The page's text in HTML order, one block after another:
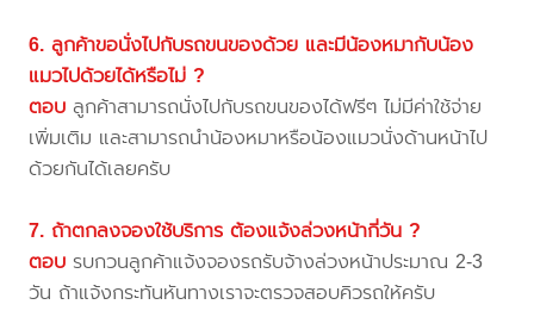
6. ลูกค้าขอนั่งไปกับรถขนของด้วย และมีน้องหมากับน้อง
แมวไปด้วยได้หรือไม่ ?
ตอบ ลูกค้าสามารถนั่งไปกับรถขนของได้ฟรีๆ ไม่มีค่าใช้จ่าย
เพิ่มเติม และสามารถนำน้องหมาหรือน้องแมวนั่งด้านหน้าไป
ด้วยกันได้เลยครับ
7. ถ้าตกลงจองใช้บริการ ต้องแจ้งล่วงหน้ากี่วัน ?
ตอบ รบกวนลูกค้าแจ้งจองรถรับจ้างล่วงหน้าประมาณ 2-3
วัน ถ้าแจ้งกระทันหันทางเราจะตรวจสอบคิวรถให้ครับ